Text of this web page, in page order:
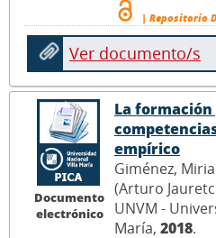
| Repositorio
Ver documento/s
Documento
electrónico
La
empírico
Giménez,
(Arturo
UNVM -
María, 2018.